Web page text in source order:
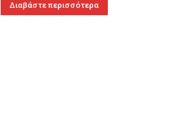
Διαβάστε περισσότερα